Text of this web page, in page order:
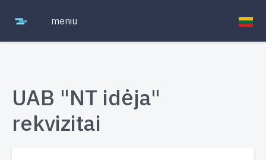
meniu
UAB "NT idėja"
rekvizitai